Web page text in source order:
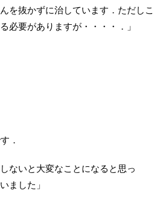
を抜かずに治しています．ただしこ
必要がありますが・・・・．」
．
ないと大変なことになると思っ
ました」